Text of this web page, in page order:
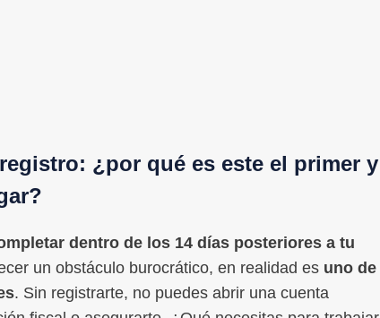
¿por qué es este el primer y
dentro de los 14 días posteriores a tu
un obstáculo burocrático, en realidad es uno de
. Sin registrarte, no puedes abrir una cuenta